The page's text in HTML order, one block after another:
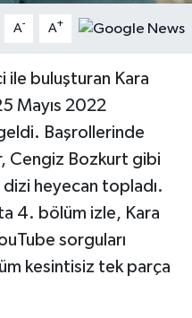
A- A+
ile buluşturan Kara
Mayıs 2022
Başrollerinde
Cengiz Bozkurt gibi
dizi heyecan topladı.
4. bölüm izle, Kara
sorguları
kesintisiz tek parça